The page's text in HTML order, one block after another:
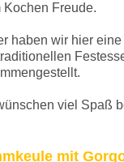
Kochen Freude.
haben wir hier
viel Spaß
mit